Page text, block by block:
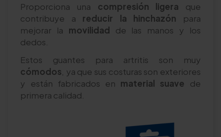
Proporciona una compresión ligera que
contribuye a reducir la hinchazón para
mejorar la movilidad de las manos y los
dedos.
Estos guantes para artritis son muy
cómodos , ya que sus costuras son exteriores
y están fabricados en material suave de
primera calidad.